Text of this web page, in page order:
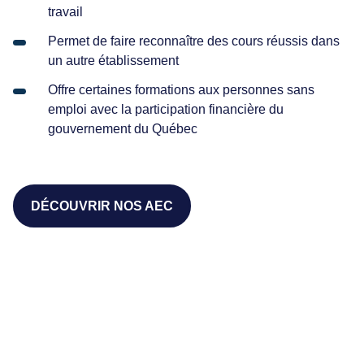
travail
Permet de faire reconnaître des cours réussis dans
un autre établissement
Offre certaines formations aux personnes sans
emploi avec la participation financière du
gouvernement du Québec
DÉCOUVRIR NOS AEC